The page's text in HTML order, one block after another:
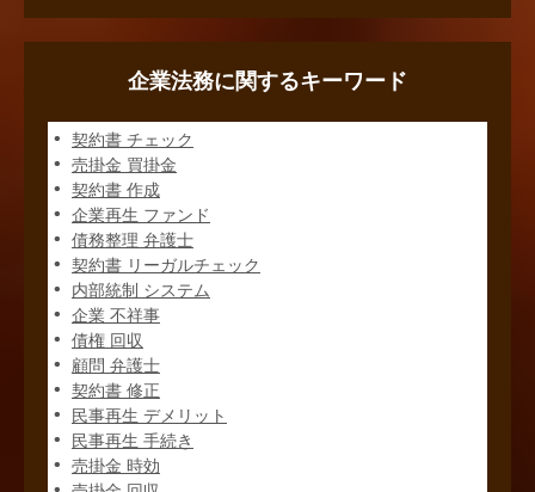
企業法務に関するキーワード
契約書 チェック
売掛金 買掛金
契約書 作成
企業再生 ファンド
債務整理 弁護士
契約書 リーガルチェック
内部統制 システム
企業 不祥事
債権 回収
顧問 弁護士
契約書 修正
民事再生 デメリット
民事再生 手続き
売掛金 時効